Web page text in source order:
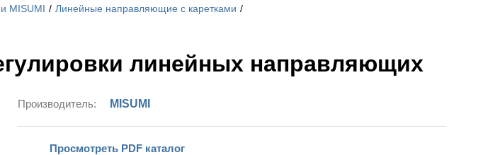
MISUMI
Линейные направляющие с каретками
линейных направляющих
Производитель: MISUMI
Просмотреть PDF каталог